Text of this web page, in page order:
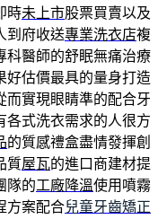
時未上市股票買賣以及
到府收送專業洗衣店複
科醫師的舒眠無痛治療
好估價最具的量身打造
而實現眼睛準的配合牙
各式洗衣需求的人很方
的質感禮盒盡情發揮創
質屋瓦的進口商建材提
隊的工廠降溫使用噴霧
方案配合兒童牙齒矯正